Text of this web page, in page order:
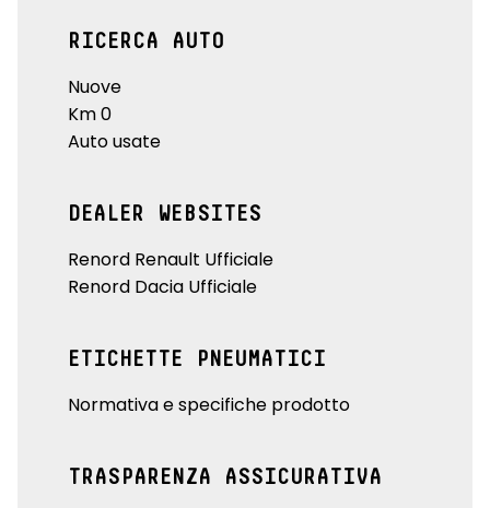
RICERCA AUTO
Nuove
Km 0
Auto usate
DEALER WEBSITES
Renord Renault Ufficiale
Renord Dacia Ufficiale
ETICHETTE PNEUMATICI
Normativa e specifiche prodotto
TRASPARENZA ASSICURATIVA